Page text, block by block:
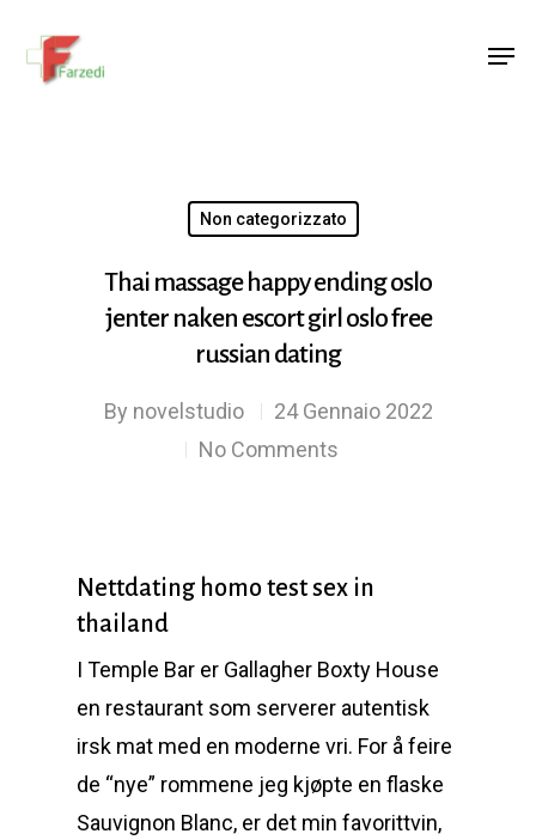
Non categorizzato
Thai massage happy ending oslo
jenter naken escort girl oslo free
russian dating
By novelstudio
24 Gennaio 2022
No Comments
Nettdating homo test sex in
thailand
I Temple Bar er Gallagher Boxty House
en restaurant som serverer autentisk
irsk mat med en moderne vri. For å feire
de “nye” rommene jeg kjøpte en flaske
Sauvignon Blanc, er det min favorittvin,